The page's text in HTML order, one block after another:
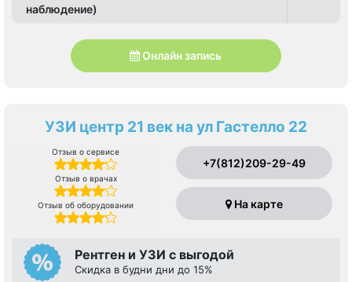
наблюдение)
Онлайн запись
УЗИ центр 21 век на ул Гастелло 22
Отзыв о сервисе
Отзыв о врачах
Отзыв об оборудовании
+7(812)209-29-49
На карте
Рентген и УЗИ с выгодой
Скидка в будни дни до 15%